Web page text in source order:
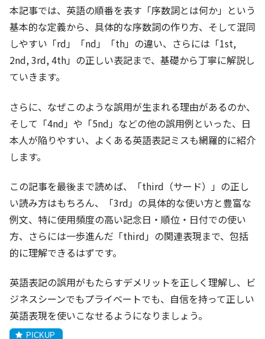
本記事では、英語の順番を表す「序数詞とは何か」という
基本的な定義から、具体的な序数詞の作り方、そして混同
しやすい「rd」「nd」「th」の違い、さらには「1st,
2nd, 3rd, 4th」の正しい表記まで、基礎から丁寧に解説し
ていきます。
さらに、なぜこのような誤用が生まれる理由があるのか、
そして「4nd」や「5nd」などの他の誤用例といった、日
本人が陥りやすい、よくある英語表記ミスも網羅的に紹介
します。
この記事を最後まで読めば、「third（サード）」の正し
い読み方はもちろん、「3rd」の具体的な使い方と豊富な
例文、特に使用頻度の高い記念日・順位・日付での使い
方、さらには一歩進んだ「third」の関連表現まで、包括
的に理解できるはずです。
英語表記の誤用がもたらすデメリットを正しく理解し、ビ
ジネスシーンでもプライベートでも、自信を持って正しい
英語表現を使いこなせるようになりましょう。